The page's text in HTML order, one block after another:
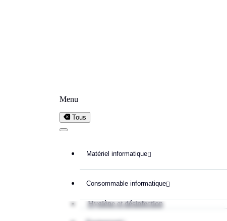
Menu
Tous
Matériel informatique
Consommable informatique
Hygiène et désinfection